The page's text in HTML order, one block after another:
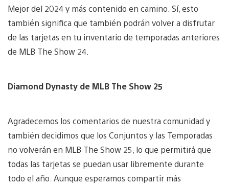
Mejor del 2024 y más contenido en camino. Sí, esto
también significa que también podrán volver a disfrutar
de las tarjetas en tu inventario de temporadas anteriores
de MLB The Show 24.
Diamond Dynasty de MLB The Show 25
Agradecemos los comentarios de nuestra comunidad y
también decidimos que los Conjuntos y las Temporadas
no volverán en MLB The Show 25, lo que permitirá que
todas las tarjetas se puedan usar libremente durante
todo el año. Aunque esperamos compartir más